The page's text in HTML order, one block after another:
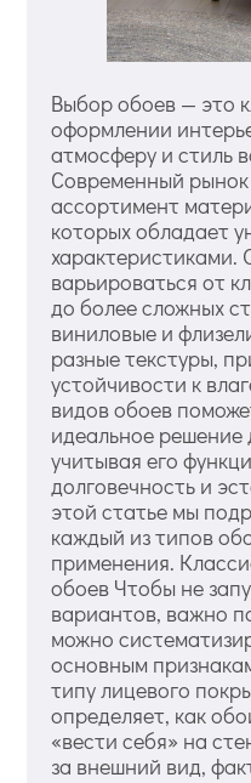
Выбор обоев — это
оформлении
атмосферу и стиль
Современный
ассортимент
которых обладает
характеристиками.
варьироваться от
до более сложных
виниловые и
разные текстуры,
устойчивости к
видов обоев
идеальное
учитывая его
долговечность и
этой статье мы
каждый из типов
применения.
обоев Чтобы не
вариантов, важно
можно
основным
типу лицевого
определяет, как
«вести себя» на
за внешний вид,